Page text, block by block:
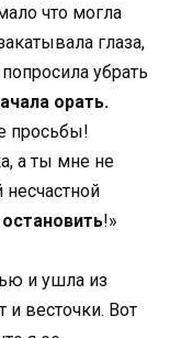
что могла
глаза,
убрать
орать.
просьбы!
а ты мне не
несчастной
!»
и ушла из
и весточки. Вот